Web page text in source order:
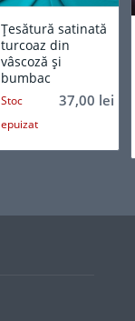
Țesătură satinată
turcoaz din
vâscoză și
bumbac
37,00 lei
Stoc
epuizat